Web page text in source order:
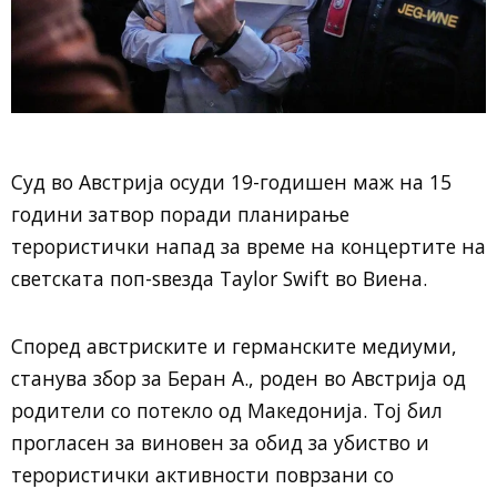
Суд во Австрија осуди 19-годишен маж на 15
години затвор поради планирање
терористички напад за време на концертите на
светската поп-ѕвезда Taylor Swift во Виена.
Според австриските и германските медиуми,
станува збор за Беран А., роден во Австрија од
родители со потекло од Македонија. Тој бил
прогласен за виновен за обид за убиство и
терористички активности поврзани со